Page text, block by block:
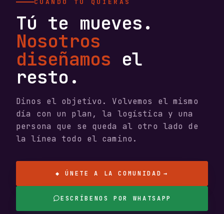
CUANDO TÚ QUIERAS
Tú te mueves.
Nosotros
diseñamos el
resto.
Dinos el objetivo. Volvemos el mismo
día con un plan, la logística y una
persona que se queda al otro lado de
la línea todo el camino.
◆ ÚNETE A LA COMUNIDAD →
ESCRÍBENOS POR WHATSAPP